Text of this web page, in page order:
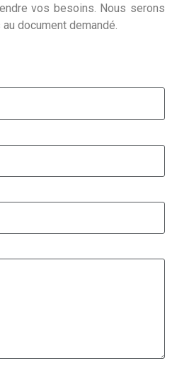
vos besoins. Nous serons
document demandé.